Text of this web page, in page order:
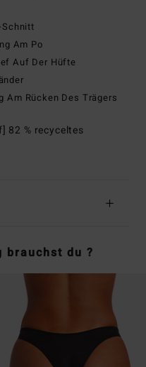
Am Po
Auf Der Hüfte
Am Rücken Des Trägers
82 % recyceltes
brauchst du ?